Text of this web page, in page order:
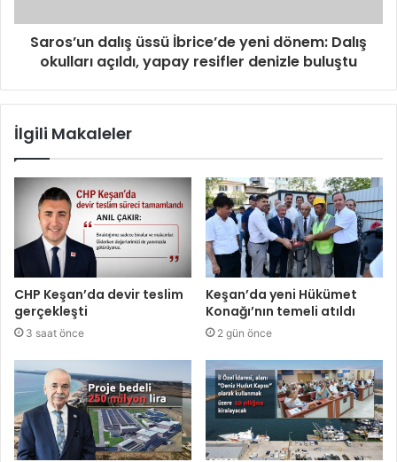
Saros’un dalış üssü İbrice’de yeni dönem: Dalış
okulları açıldı, yapay resifler denizle buluştu
İlgili Makaleler
CHP Keşan’da devir teslim
gerçekleşti
3 saat önce
Keşan’da yeni Hükümet
Konağı’nın temeli atıldı
2 gün önce